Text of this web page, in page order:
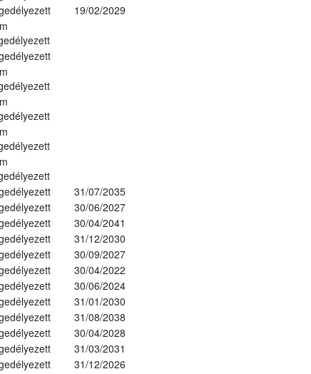
19/02/2029
31/07/2035
30/06/2027
30/04/2041
31/12/2030
30/09/2027
30/04/2022
30/06/2024
31/01/2030
31/08/2038
30/04/2028
31/03/2031
31/12/2026